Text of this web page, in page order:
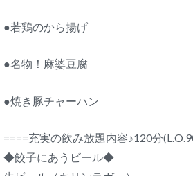
●若鶏のから揚げ
●名物！麻婆豆腐
●焼き豚チャーハン
====充実の飲み放題内容♪120分
◆餃子にあうビール◆